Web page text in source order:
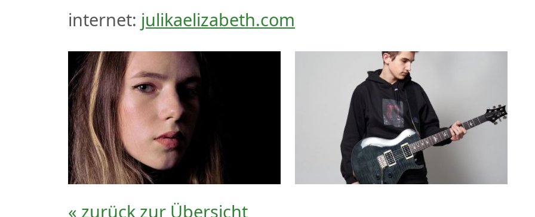
internet: julikaelizabeth.com
« zurück zur Übersicht